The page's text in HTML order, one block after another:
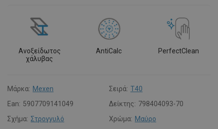
Ανοξείδωτος
χάλυβας
AntiCalc PerfectClean
Μάρκα: Mexen Σειρά: T40
Ean: 5907709141049 Δείκτης: 798404093-70
Σχήμα: Στρογγυλό Χρώμα: Μαύρο